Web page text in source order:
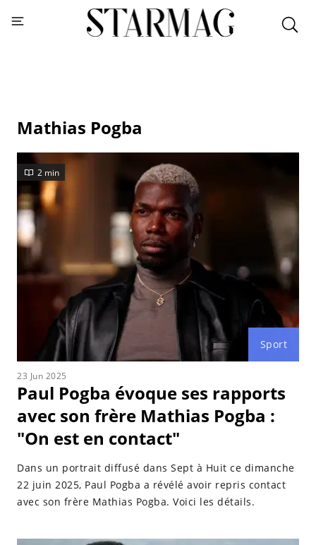
Mathias Pogba
Sport
2 min
23 Jun 2025
Paul Pogba évoque ses rapports
avec son frère Mathias Pogba :
"On est en contact"
Dans un portrait diffusé dans Sept à Huit ce dimanche
22 juin 2025, Paul Pogba a révélé avoir repris contact
avec son frère Mathias Pogba. Voici les détails.